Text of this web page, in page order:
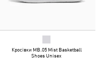
Кросівки MB.05 Mist Basketball
Shoes Unisex